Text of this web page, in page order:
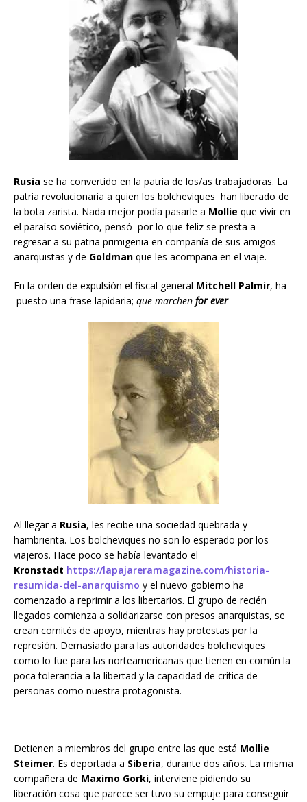
Rusia se ha convertido en la patria de los/as trabajadoras. La
patria revolucionaria a quien los bolcheviques han liberado de
la bota zarista. Nada mejor podía pasarle a Mollie que vivir en
el paraíso soviético, pensó por lo que feliz se presta a
regresar a su patria primigenia en compañía de sus amigos
anarquistas y de Goldman que les acompaña en el viaje.
En la orden de expulsión el fiscal general Mitchell Palmir, ha
puesto una frase lapidaria; que marchen for ever
Al llegar a Rusia, les recibe una sociedad quebrada y
hambrienta. Los bolcheviques no son lo esperado por los
viajeros. Hace poco se había levantado el
Kronstadt https://lapajareramagazine.com/historia-
resumida-del-anarquismo y el nuevo gobierno ha
comenzado a reprimir a los libertarios. El grupo de recién
llegados comienza a solidarizarse con presos anarquistas, se
crean comités de apoyo, mientras hay protestas por la
represión. Demasiado para las autoridades bolcheviques
como lo fue para las norteamericanas que tienen en común la
poca tolerancia a la libertad y la capacidad de crítica de
personas como nuestra protagonista.
Detienen a miembros del grupo entre las que está Mollie
Steimer. Es deportada a Siberia, durante dos años. La misma
compañera de Maximo Gorki, interviene pidiendo su
liberación cosa que parece ser tuvo su empuje para conseguir